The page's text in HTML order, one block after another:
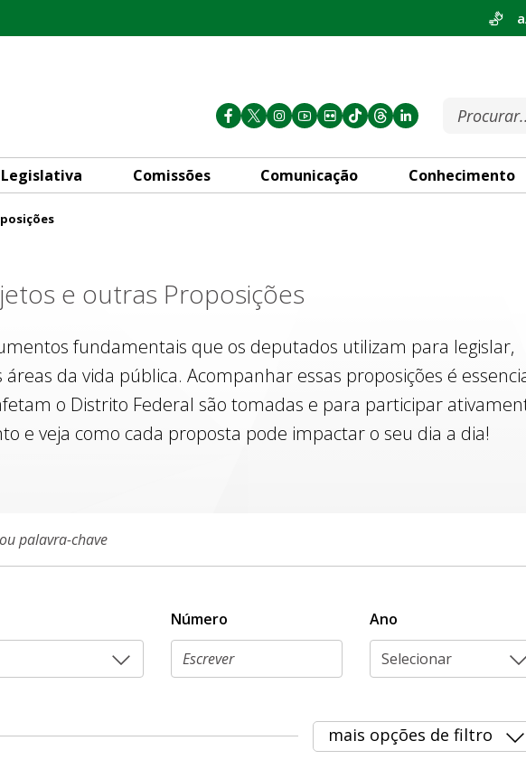
Comissões Comunicação Conhecimento
e outras Proposições
fundamentais que os deputados utilizam para legislar,
da vida pública. Acompanhar essas proposições é
o Distrito Federal são tomadas e para participar
e veja como cada proposta pode impactar o seu dia a dia!
Número
Ano
Selecionar
mais opções de filtro